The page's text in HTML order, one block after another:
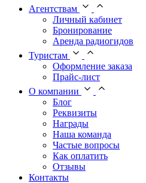
Агентствам
Личный кабинет
Бронирование
Аренда радиогидов
Туристам
Оформление заказа
Прайс-лист
О компании
Блог
Реквизиты
Награды
Наша команда
Частые вопросы
Как оплатить
Отзывы
Контакты